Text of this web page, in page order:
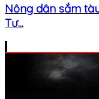
Nông dân sắm
Tư...